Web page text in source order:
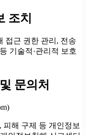
조치
접근 권한 관리, 전송
기술적·관리적 보호
문의처
해 구제 등 개인정보